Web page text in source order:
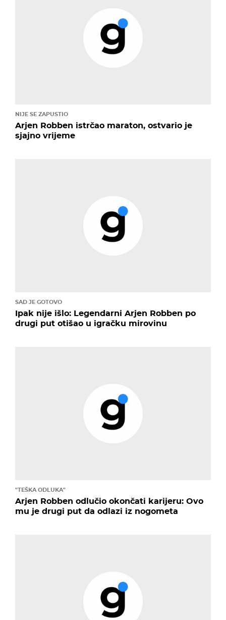
NIJE SE ZAPUSTIO
Arjen Robben istrčao maraton, ostvario je
sjajno vrijeme
SAD JE GOTOVO
Ipak nije išlo: Legendarni Arjen Robben po
drugi put otišao u igračku mirovinu
"TEŠKA ODLUKA"
Arjen Robben odlučio okončati karijeru: Ovo
mu je drugi put da odlazi iz nogometa